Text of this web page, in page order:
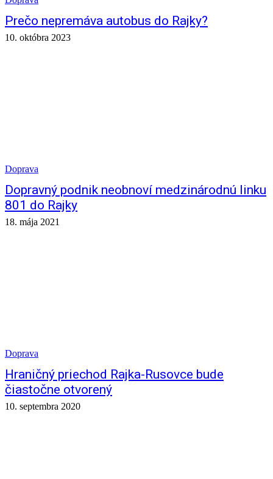
Prečo nepremáva autobus do Rajky?
10. októbra 2023
Doprava
Dopravný podnik neobnoví medzinárodnú linku
801 do Rajky
18. mája 2021
Doprava
Hraničný priechod Rajka-Rusovce bude
čiastočne otvorený
10. septembra 2020